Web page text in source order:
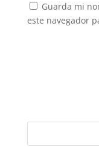
Guarda mi
este navegador